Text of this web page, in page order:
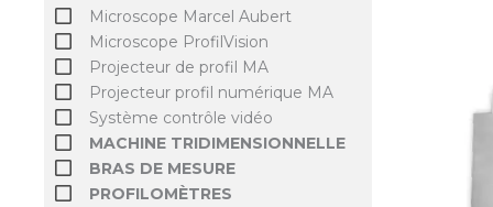
Microscope Marcel Aubert
Microscope ProfilVision
Projecteur de profil MA
Projecteur profil numérique MA
Système contrôle vidéo
MACHINE TRIDIMENSIONNELLE
BRAS DE MESURE
PROFILOMÈTRES